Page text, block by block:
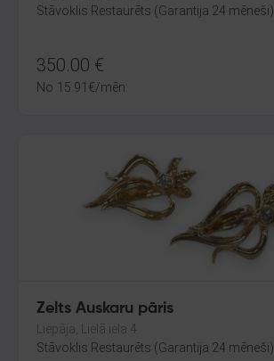
Stāvoklis Restaurēts (Garantija 24 mēneši)
350.00 €
No 15.91 €/mēn.
Zelts Auskaru pāris
Liepāja, Lielā iela 4
Stāvoklis Restaurēts (Garantija 24 mēneši)